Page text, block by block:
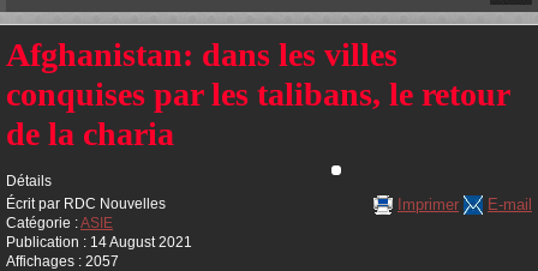
Afghanistan: dans les villes
conquises par les talibans, le retour
de la charia
Imprimer E-mail
Détails
Écrit par RDC Nouvelles
Catégorie :ASIE
Publication : 14 August 2021
Affichages : 2057